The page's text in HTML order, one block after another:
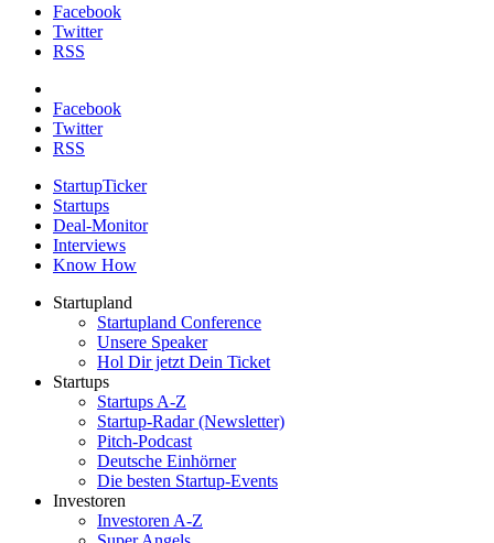
Facebook
Twitter
RSS
Facebook
Twitter
RSS
StartupTicker
Startups
Deal-Monitor
Interviews
Know How
Startupland
Startupland Conference
Unsere Speaker
Hol Dir jetzt Dein Ticket
Startups
Startups A-Z
Startup-Radar (Newsletter)
Pitch-Podcast
Deutsche Einhörner
Die besten Startup-Events
Investoren
Investoren A-Z